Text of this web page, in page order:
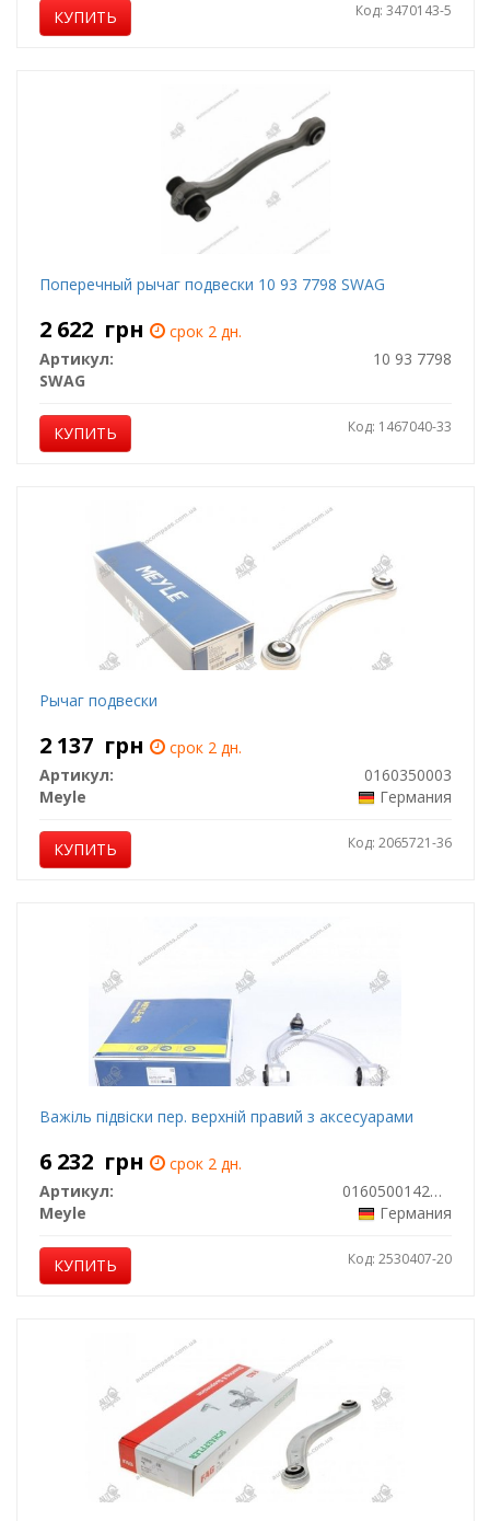
КУПИТЬ Код: 3470143-5
Поперечный рычаг подвески 10 93 7798 SWAG
2 622 грн
срок 2 дн.
Артикул:
10 93 7798
SWAG
КУПИТЬ Код: 1467040-33
Рычаг подвески
2 137 грн
срок 2 дн.
Артикул:
0160350003
Meyle
Германия
КУПИТЬ Код: 2065721-36
Важіль підвіски пер. верхній правий з аксесуарами
6 232 грн
срок 2 дн.
Артикул:
0160500142HD
Meyle
Германия
КУПИТЬ Код: 2530407-20